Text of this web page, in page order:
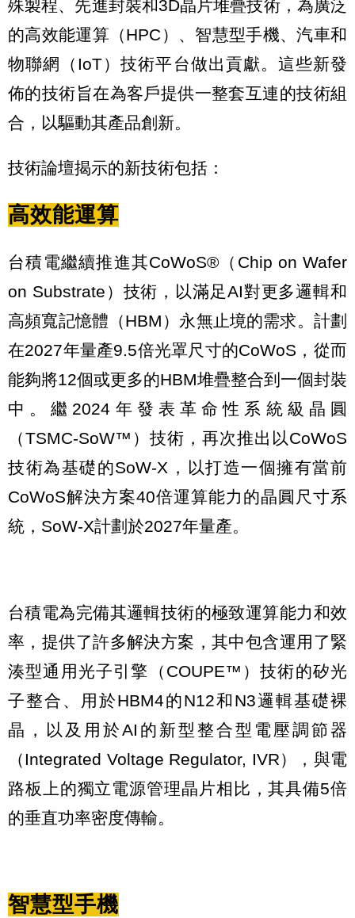
殊製程、先進封裝和3D晶片堆疊技術，為廣泛
的高效能運算（HPC）、智慧型手機、汽車和
物聯網（IoT）技術平台做出貢獻。這些新發
佈的技術旨在為客戶提供一整套互連的技術組
合，以驅動其產品創新。
技術論壇揭示的新技術包括：
高效能運算
台積電繼續推進其CoWoS®（Chip on Wafer
on Substrate）技術，以滿足AI對更多邏輯和
高頻寬記憶體（HBM）永無止境的需求。計劃
在2027年量產9.5倍光罩尺寸的CoWoS，從而
能夠將12個或更多的HBM堆疊整合到一個封裝
中。繼2024年發表革命性系統級晶圓
（TSMC-SoW™）技術，再次推出以CoWoS
技術為基礎的SoW-X，以打造一個擁有當前
CoWoS解決方案40倍運算能力的晶圓尺寸系
統，SoW-X計劃於2027年量產。
台積電為完備其邏輯技術的極致運算能力和效
率，提供了許多解決方案，其中包含運用了緊
湊型通用光子引擎（COUPE™）技術的矽光
子整合、用於HBM4的N12和N3邏輯基礎裸
晶，以及用於AI的新型整合型電壓調節器
（Integrated Voltage Regulator, IVR），與電
路板上的獨立電源管理晶片相比，其具備5倍
的垂直功率密度傳輸。
智慧型手機